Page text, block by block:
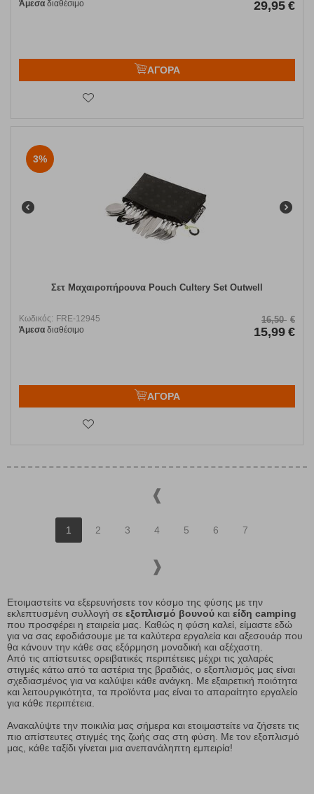
Άμεσα διαθέσιμο 29,95 €
ΑΓΟΡΑ
3%
Σετ Μαχαιροπήρουνα Pouch Cultery Set Outwell
Κωδικός: FRE-12945
Άμεσα διαθέσιμο
16,50 €
15,99 €
ΑΓΟΡΑ
1 2 3 4 5 6 7
Ετοιμαστείτε να εξερευνήσετε τον κόσμο της φύσης με την
εκλεπτυσμένη συλλογή σε εξοπλισμό βουνού και είδη camping
που προσφέρει η εταιρεία μας. Καθώς η φύση καλεί, είμαστε εδώ
για να σας εφοδιάσουμε με τα καλύτερα εργαλεία και αξεσουάρ που
θα κάνουν την κάθε σας εξόρμηση μοναδική και αξέχαστη.
Από τις απίστευτες ορειβατικές περιπέτειες μέχρι τις χαλαρές
στιγμές κάτω από τα αστέρια της βραδιάς, ο εξοπλισμός μας είναι
σχεδιασμένος για να καλύψει κάθε ανάγκη. Με εξαιρετική ποιότητα
και λειτουργικότητα, τα προϊόντα μας είναι το απαραίτητο εργαλείο
για κάθε περιπέτεια.
Ανακαλύψτε την ποικιλία μας σήμερα και ετοιμαστείτε να ζήσετε τις
πιο απίστευτες στιγμές της ζωής σας στη φύση. Με τον εξοπλισμό
μας, κάθε ταξίδι γίνεται μια ανεπανάληπτη εμπειρία!